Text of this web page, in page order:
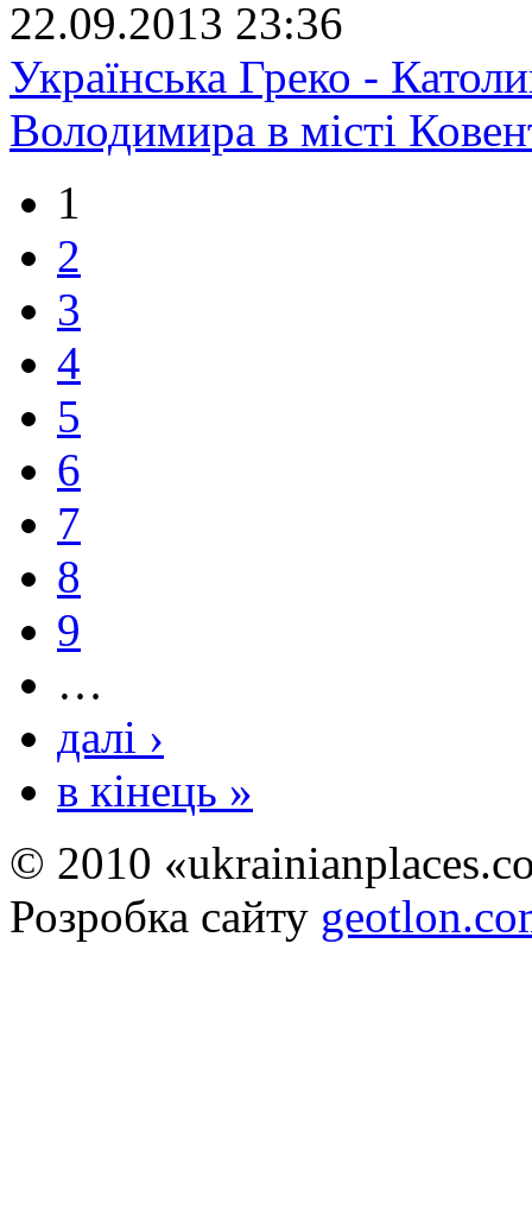
22.09.2013 23:36
Українська Греко -
Володимира в місті
1
2
3
4
5
6
7
8
9
…
далі ›
в кінець »
© 2010
Розробка сайту